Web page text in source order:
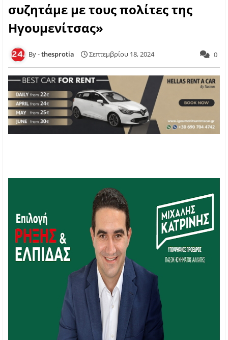
συζητάμε με τους πολίτες της
Ηγουμενίτσας»
thesprotia Σεπτεμβρίου 18, 2024 0